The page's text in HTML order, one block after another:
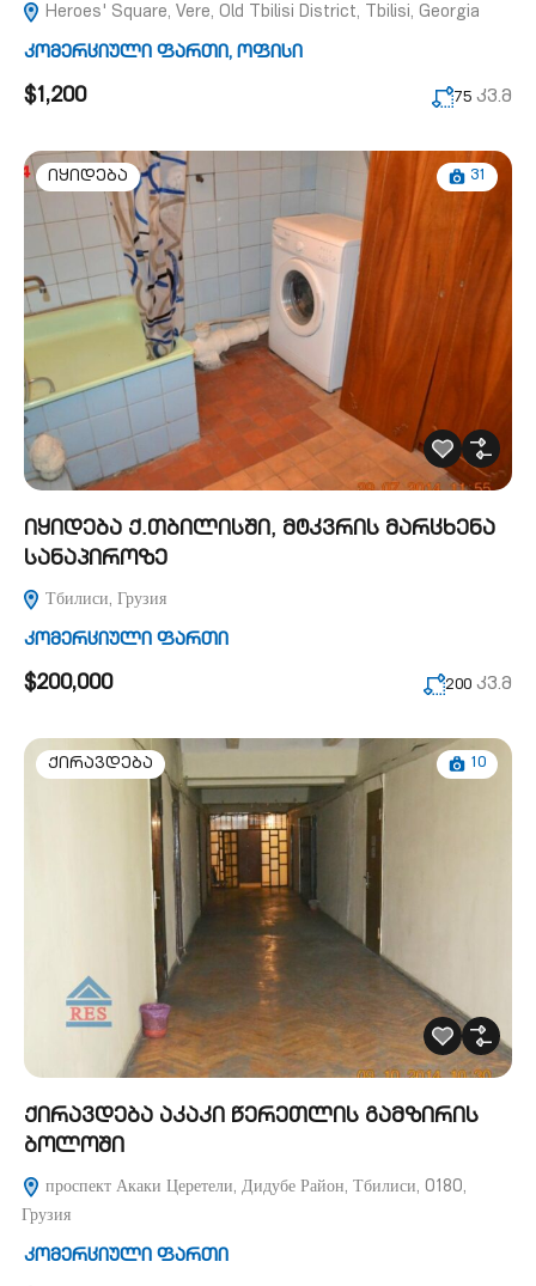
Heroes' Square, Vere, Old Tbilisi District, Tbilisi, Georgia
კომერციული ფართი, ოფისი
$1,200 75 კვ.მ
იყიდება 31
იყიდება ქ.თბილისში, მტკვრის მარცხენა
სანაპიროზე
Тбилиси, Грузия
კომერციული ფართი
$200,000 200 კვ.მ
ქირავდება 10
ქირავდება აკაკი წერეთლის გამზირის
ბოლოში
проспект Акаки Церетели, Дидубе Район, Тбилиси, 0180,
Грузия
კომერციული ფართი